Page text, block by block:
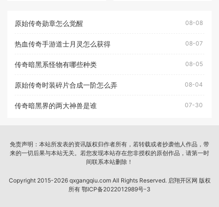
原始传奇勋章怎么觉醒 08-08
热血传奇手游道士月灵怎么获得 08-07
传奇暗黑系怪物有哪些种类 08-05
原始传奇时装碎片合成一阶怎么弄 08-04
传奇暗黑界的两大神兽是谁 07-30
免责声明：本站所发表的资讯版权归作者所有，若转载或者抄袭他人作品，带
来的一切后果与本站无关。若您发现本站存在您非授权的原创作品，请第一时
间联系本站删除！
Copyright 2015-2026 qxgangqiu.com All Rights Reserved. 启翔开区网 版权
所有 鄂ICP备2022012989号-3